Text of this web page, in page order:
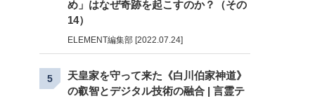
め」はなぜ奇跡を起こすのか？（その
14）
ELEMENT編集部 [2022.07.24]
5
天皇家を守って来た《白川伯家神道》
の叡智とデジタル技術の融合 | 言霊テ